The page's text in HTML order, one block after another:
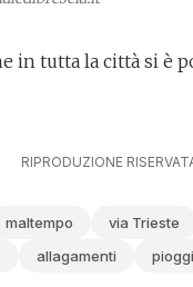
in tutta la città si è
RIPRODUZIONE
maltempo via Trieste
allagamenti